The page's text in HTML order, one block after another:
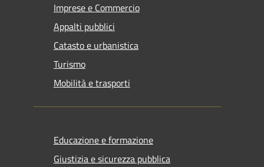
Imprese e Commercio
Appalti pubblici
Catasto e urbanistica
Turismo
Mobilità e trasporti
Educazione e formazione
Giustizia e sicurezza pubblica